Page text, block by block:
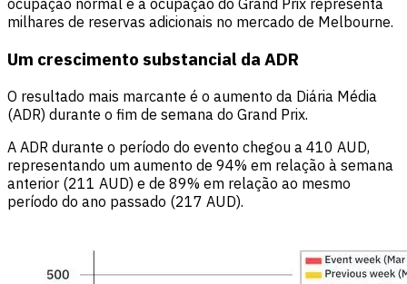
ocupação normal e a ocupação do Grand Prix representa
milhares de reservas adicionais no mercado de Melbourne.
Um crescimento substancial da ADR
O resultado mais marcante é o aumento da Diária Média
(ADR) durante o fim de semana do Grand Prix.
A ADR durante o período do evento chegou a 410 AUD,
representando um aumento de 94% em relação à semana
anterior (211 AUD) e de 89% em relação ao mesmo
período do ano passado (217 AUD).